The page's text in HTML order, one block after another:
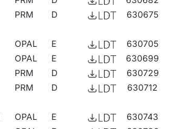
PRM D
630675
OPAL E
630705
OPAL E
630699
PRM D
630729
PRM D
630712
OPAL E
630743